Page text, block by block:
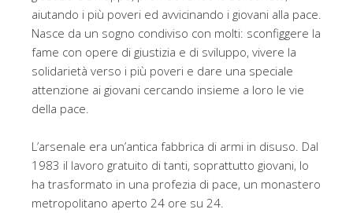
aiutando i più poveri ed avvicinando i giovani alla pace.
Nasce da un sogno condiviso con molti: sconfiggere la
fame con opere di giustizia e di sviluppo, vivere la
solidarietà verso i più poveri e dare una speciale
attenzione ai giovani cercando insieme a loro le vie
della pace.
L’arsenale era un’antica fabbrica di armi in disuso. Dal
1983 il lavoro gratuito di tanti, soprattutto giovani, lo
ha trasformato in una profezia di pace, un monastero
metropolitano aperto 24 ore su 24.